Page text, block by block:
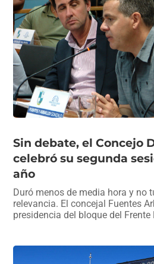
o
o
k
p
p
m
Sin debate, el Concejo
celebró su segunda
año
Duró menos de media hora y no
relevancia. El concejal Fuentes
presidencia del bloque del Frente